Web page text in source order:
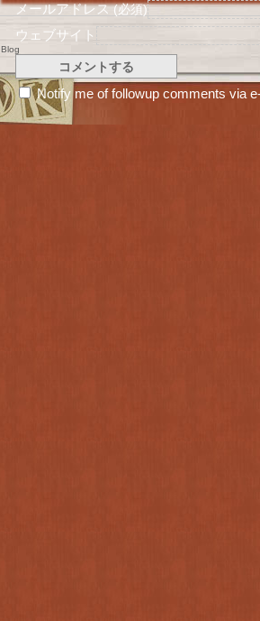
メールアドレス(必須)
ウェブサイト
Notify me of followup comments via
Blog